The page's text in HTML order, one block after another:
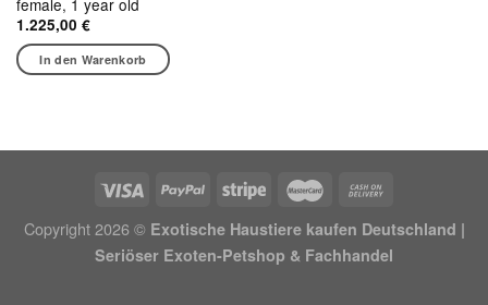
1.225,00 €
In den Warenkorb
Copyright 2026 © Exotische Haustiere kaufen Deutschland |
Seriöser Exoten-Petshop & Fachhandel